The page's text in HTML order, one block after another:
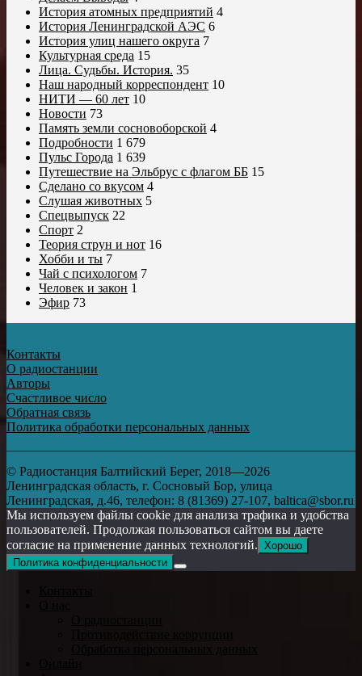
История атомных предприятий 4
История Ленинградской АЭС 6
История улиц нашего округа 7
Культурная среда 15
Лица. Судьбы. История. 35
Наш народный корреспондент 10
НИТИ — 60 лет 10
Новости 73
Память земли сосновоборской 4
Подробности 1 679
Пульс Города 1 639
Путешествие на Эльбрус с флагом ББ 15
Сделано со вкусом 4
Слушая животных 5
Спецвыпуск 22
Спорт 2
Теория струн и нот 16
Хобби и ты 7
Чай с психологом 7
Человек и закон 1
Эфир 73
Контакты
О радиостанции
Авторы
Счастливое число
Обратная связь
Политика обработки персональных данных
© Радиостанция Балтийский Берег, 2018—2026
Ленинградская область, г. Сосновый Бор, улица
Ленинградская, д.46, телефон: 8 (81369) 27-107, baltica@sbor.ru
Мы используем файлы cookie для анализа трафика и удобства
пользователей. Продолжая пользоваться сайтом вы даете
согласие на применение данных технологий. Хорошо
Политика конфиденциальности